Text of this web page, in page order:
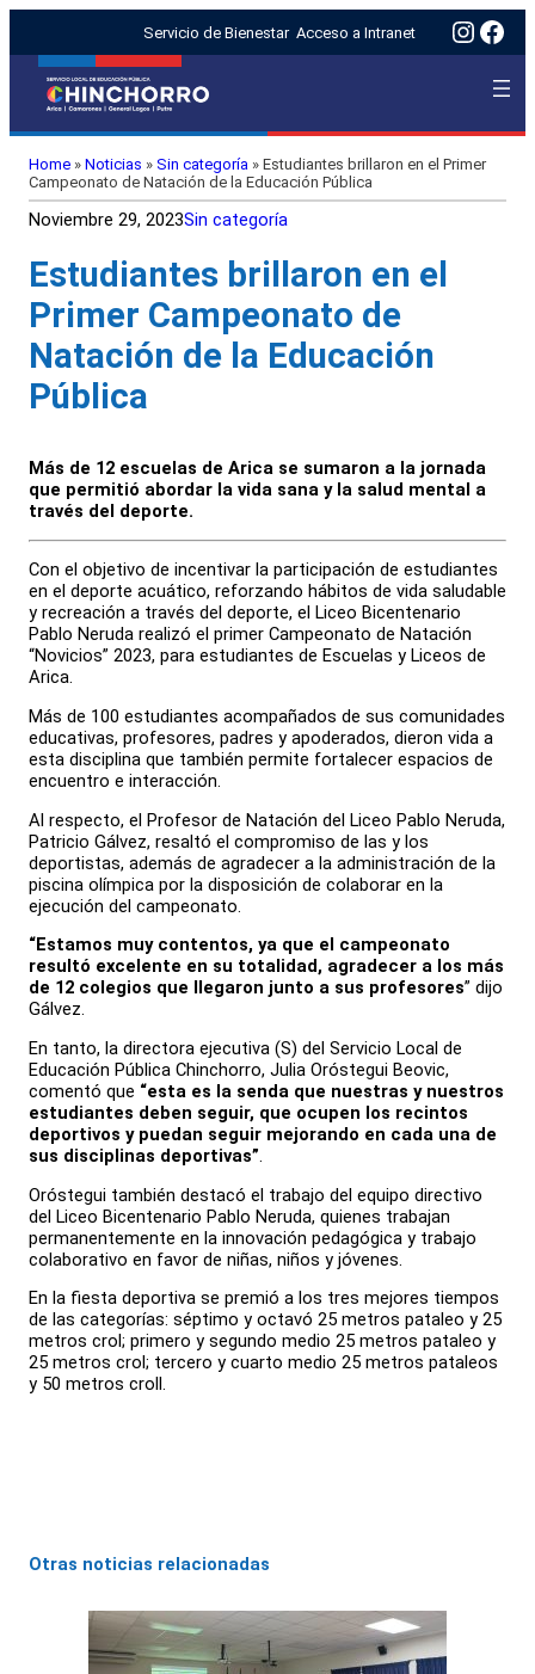
Servicio de Bienestar Acceso a Intranet
Home » Noticias » Sin categoría » Estudiantes brillaron en el Primer
Campeonato de Natación de la Educación Pública
Noviembre 29, 2023Sin categoría
Estudiantes brillaron en el
Primer Campeonato de
Natación de la Educación
Pública
Más de 12 escuelas de Arica se sumaron a la jornada
que permitió abordar la vida sana y la salud mental a
través del deporte.
Con el objetivo de incentivar la participación de estudiantes
en el deporte acuático, reforzando hábitos de vida saludable
y recreación a través del deporte, el Liceo Bicentenario
Pablo Neruda realizó el primer Campeonato de Natación
“Novicios” 2023, para estudiantes de Escuelas y Liceos de
Arica.
Más de 100 estudiantes acompañados de sus comunidades
educativas, profesores, padres y apoderados, dieron vida a
esta disciplina que también permite fortalecer espacios de
encuentro e interacción.
Al respecto, el Profesor de Natación del Liceo Pablo Neruda,
Patricio Gálvez, resaltó el compromiso de las y los
deportistas, además de agradecer a la administración de la
piscina olímpica por la disposición de colaborar en la
ejecución del campeonato.
“Estamos muy contentos, ya que el campeonato
resultó excelente en su totalidad, agradecer a los más
de 12 colegios que llegaron junto a sus profesores” dijo
Gálvez.
En tanto, la directora ejecutiva (S) del Servicio Local de
Educación Pública Chinchorro, Julia Oróstegui Beovic,
comentó que “esta es la senda que nuestras y nuestros
estudiantes deben seguir, que ocupen los recintos
deportivos y puedan seguir mejorando en cada una de
sus disciplinas deportivas”.
Oróstegui también destacó el trabajo del equipo directivo
del Liceo Bicentenario Pablo Neruda, quienes trabajan
permanentemente en la innovación pedagógica y trabajo
colaborativo en favor de niñas, niños y jóvenes.
En la fiesta deportiva se premió a los tres mejores tiempos
de las categorías: séptimo y octavó 25 metros pataleo y 25
metros crol; primero y segundo medio 25 metros pataleo y
25 metros crol; tercero y cuarto medio 25 metros pataleos
y 50 metros croll.
Otras noticias relacionadas